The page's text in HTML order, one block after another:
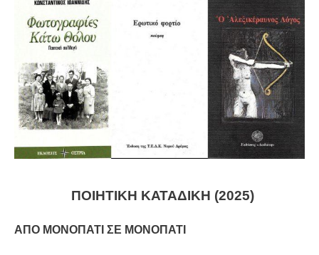
ΠΟΙΗΤΙΚΗ ΚΑΤΑΔΙΚΗ (2025)
ΑΠΟ ΜΟΝΟΠΑΤΙ ΣΕ ΜΟΝΟΠΑΤΙ